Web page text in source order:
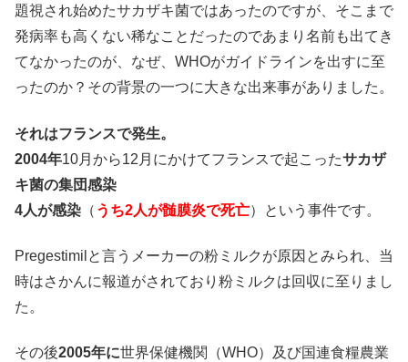
題視され始めたサカザキ菌ではあったのですが、そこまで
発病率も高くない稀なことだったのであまり名前も出てき
てなかったのが、なぜ、WHOがガイドラインを出すに至
ったのか？その背景の一つに大きな出来事がありました。
それはフランスで発生。
2004年10月から12月にかけてフランスで起こったサカザ
キ菌の集団感染
4人が感染 （ うち2人が髄膜炎で死亡）という事件です。
Pregestimilと言うメーカーの粉ミルクが原因とみられ、当
時はさかんに報道がされており粉ミルクは回収に至りまし
た。
その後2005年に世界保健機関（WHO）及び国連食糧農業